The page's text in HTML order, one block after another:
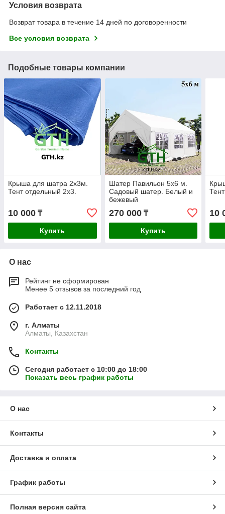
Условия возврата
Возврат товара в течение 14 дней по договоренности
Все условия возврата
Подобные товары компании
Крыша для шатра 2х3м.
Тент отдельный 2х3.
10 000 ₸
Купить
Шатер Павильон 5х6 м.
Садовый шатер. Белый и
бежевый
270 000₸
Купить
10
О нас
Рейтинг не сформирован
Менее 5 отзывов за последний год
Работает с 12.11.2018
г. Алматы
Алматы, Казахстан
Контакты
Сегодня работает с 10:00 до 18:00
Показать весь график работы
О нас
Контакты
Доставка и оплата
График работы
Полная версия сайта